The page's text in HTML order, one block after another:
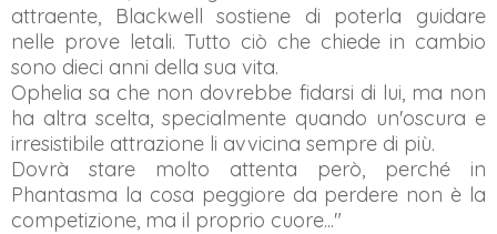
attraente, Blackwell sostiene di poterla guidare
nelle prove letali. Tutto ciò che chiede in cambio
sono dieci anni della sua vita.
Ophelia sa che non dovrebbe fidarsi di lui, ma non
ha altra scelta, specialmente quando un'oscura e
irresistibile attrazione li avvicina sempre di più.
Dovrà stare molto attenta però, perché in
Phantasma la cosa peggiore da perdere non è la
competizione, ma il proprio cuore..."